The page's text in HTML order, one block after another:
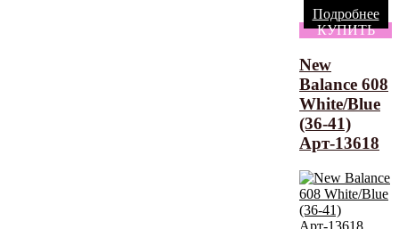
Подробнее
КУПИТЬ
New
Balance 608
White/Blue
(36-41)
Арт-13618